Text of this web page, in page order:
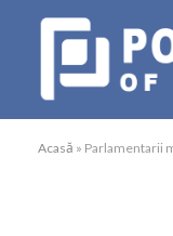
Acasă » Parlamentarii